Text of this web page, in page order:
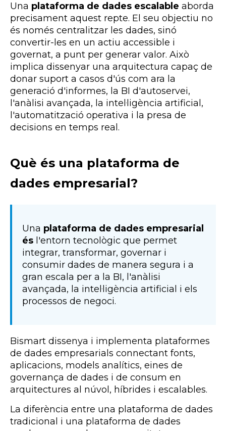
Una plataforma de dades escalable aborda
precisament aquest repte. El seu objectiu no
és només centralitzar les dades, sinó
convertir-les en un actiu accessible i
governat, a punt per generar valor. Això
implica dissenyar una arquitectura capaç de
donar suport a casos d'ús com ara la
generació d'informes, la BI d'autoservei,
l'anàlisi avançada, la intel·ligència artificial,
l'automatització operativa i la presa de
decisions en temps real.
Què és una plataforma de
dades empresarial?
Una plataforma de dades empresarial
és l'entorn tecnològic que permet
integrar, transformar, governar i
consumir dades de manera segura i a
gran escala per a la BI, l'anàlisi
avançada, la intel·ligència artificial i els
processos de negoci.
Bismart dissenya i implementa plataformes
de dades empresarials connectant fonts,
aplicacions, models analítics, eines de
governança de dades i de consum en
arquitectures al núvol, híbrides i escalables.
La diferència entre una plataforma de dades
tradicional i una plataforma de dades